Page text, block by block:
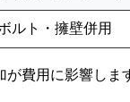
ルト・擁壁併用
費用に影響し